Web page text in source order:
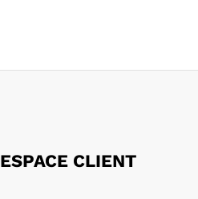
ESPACE CLIENT